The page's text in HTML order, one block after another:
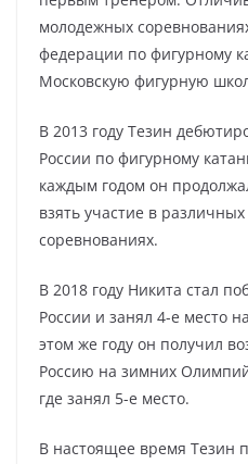
молодежных
федерации по фигурному
Московскую фигурную
В 2013 году Тезин
России по фигурному
каждым годом он
взять участие в
соревнованиях.
В 2018 году Никита стал
России и занял 4-е место
этом же году он получил
Россию на зимних
где занял 5-е место.
В настоящее время Тезин